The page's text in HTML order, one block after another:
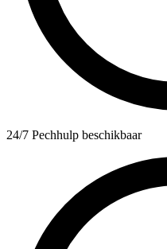
24/7 Pechhulp beschikbaar